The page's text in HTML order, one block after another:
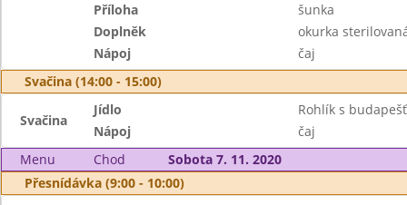
Příloha
šunka
Doplněk
okurka
Nápoj
čaj
Svačina (14:00 - 15:00)
Svačina
Jídlo
Rohlík s
Nápoj
čaj
Menu
Chod
Sobota 7. 11. 2020
Přesnídávka (9:00 - 10:00)